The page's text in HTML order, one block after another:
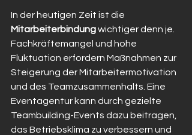
In der heutigen Zeit ist die
Mitarbeiterbindung wichtiger denn je.
Fachkräftemangel und hohe
Fluktuation erfordern Maßnahmen zur
Steigerung der Mitarbeitermotivation
und des Teamzusammenhalts. Eine
Eventagentur kann durch gezielte
Teambuilding-Events dazu beitragen,
das Betriebsklima zu verbessern und